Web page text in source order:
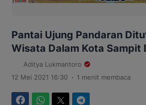
Pantai Ujung Pandaran
Wisata Dalam Kota Sampit
Aditya Lukmantoro
12 Mei 2021 16:30 . 1 menit membaca